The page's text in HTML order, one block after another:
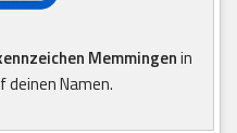
Memmingenin
Namen.